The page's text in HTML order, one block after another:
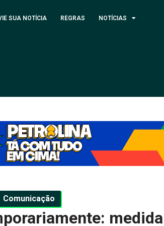
SUA NOTÍCIA REGRAS NOTÍCIAS
Comunicação